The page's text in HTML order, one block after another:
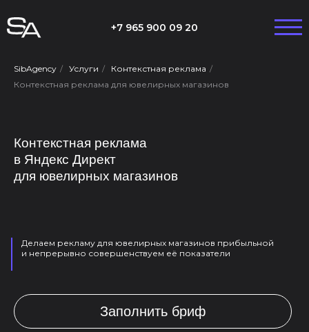
+7 965 900 09 20
SibAgency / Услуги / Контекстная реклама /
Контекстная реклама для ювелирных магазинов
Контекстная реклама
в Яндекс Директ
для ювелирных магазинов
Делаем рекламу для ювелирных магазинов прибыльной
и непрерывно совершенствуем её показатели
Заполнить бриф